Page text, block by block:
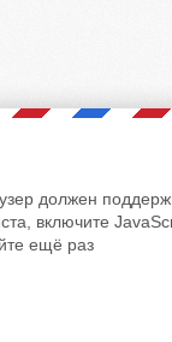
должен
включите
ещё раз